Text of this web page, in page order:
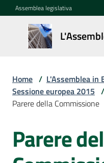
Vai al contenuto
Vai alla navigazione
Vai al footer
Assemblea legislativa
L'Assemblea
in Europa
Cos'è
la
La
Home / L'Assemblea in
Sessione europea 2015 /
Parere della Commissione
Parere